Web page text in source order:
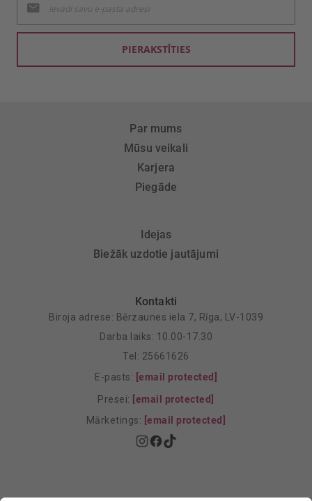
jaunumu
saņemšanai:
PIERAKSTĪTIES
Par mums
Mūsu veikali
Karjera
Piegāde
Idejas
Biežāk uzdotie jautājumi
Kontakti
Biroja adrese: Bērzaunes iela 7, Rīga, LV-1039
Darba laiks: 10.00-17.30
Tel: 25661626
E-pasts: [email protected]
Presei: [email protected]
Mārketings: [email protected]